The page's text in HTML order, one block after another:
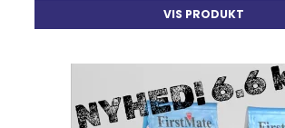
VIS PRODUKT